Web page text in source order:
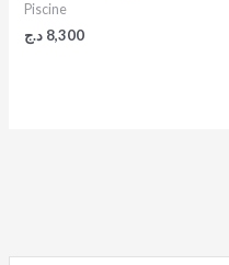
Piscine
8,300 د.ج